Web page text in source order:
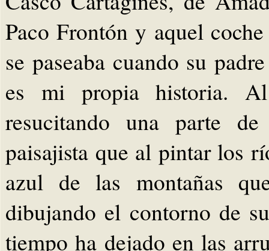
Paco Frontón y aquel
se paseaba cuando su
es mi propia historia.
resucitando una parte
paisajista que al pintar los
azul de las montañas
dibujando el contorno de
tiempo ha dejado en las